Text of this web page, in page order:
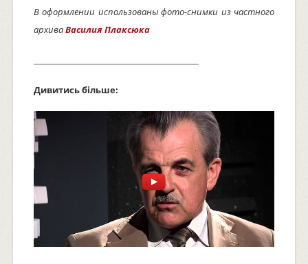
В оформлении использованы фото-снимки из частного
архиваВасилия Плаксюка
Дивитись більше: